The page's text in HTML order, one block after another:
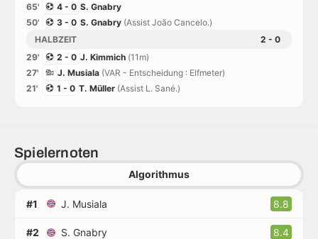
65'
4 - 0 S. Gnabry
50'
3 - 0 S. Gnabry (Assist João Cancelo.)
HALBZEIT
2 - 0
29'
2 - 0 J. Kimmich (11m)
27'
J. Musiala (VAR - Entscheidung : Elfmeter)
21'
1 - 0 T. Müller (Assist L. Sané.)
Spielernoten
Algorithmus
#1 J. Musiala 8.8
#2 S. Gnabry 8.4